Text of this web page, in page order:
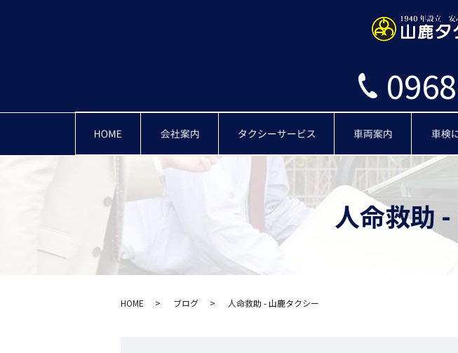
人命救助
HOME ブログ 人命救助 - 山鹿タクシー